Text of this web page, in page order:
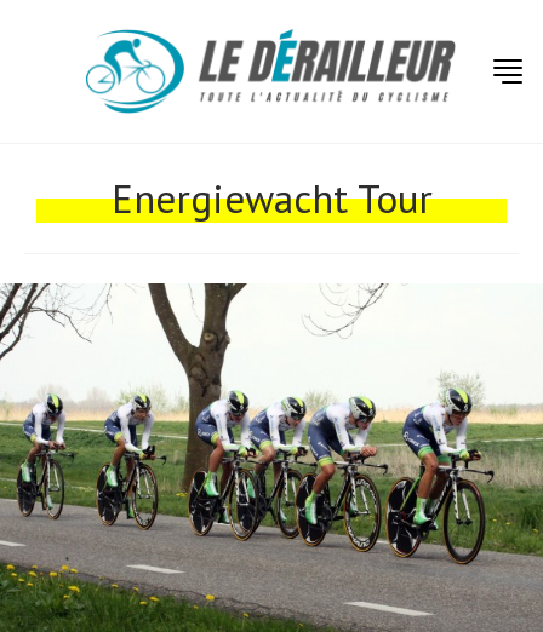
Energiewacht Tour
Technologies
Tests de produits
Conseils
Tendances
Tous nos articles
À propos